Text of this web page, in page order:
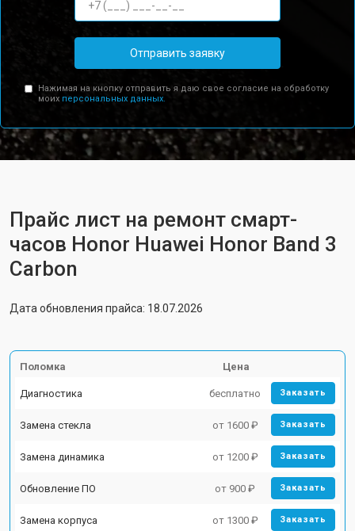
Отправить заявку
Нажимая на кнопку отправить я даю свое согласие на обработку
моих персональных данных.
Прайс лист на ремонт смарт-
часов Honor Huawei Honor Band 3
Carbon
Дата обновления прайса: 18.07.2026
Поломка Цена
Диагностика бесплатно Заказать
Замена стекла от 1600 ₽ Заказать
Замена динамика от 1200 ₽ Заказать
Обновление ПО от 900 ₽ Заказать
Замена корпуса от 1300 ₽ Заказать